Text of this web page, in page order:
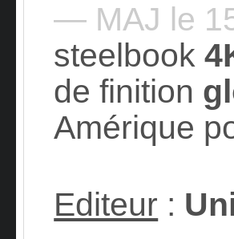
— MAJ le
steelbook
de finition
Amérique
Editeur :